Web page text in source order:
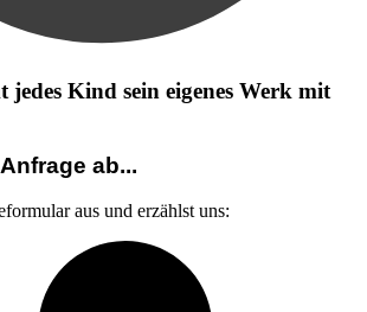
jedes Kind sein eigenes Werk mit
ab...
aus und erzählst uns: